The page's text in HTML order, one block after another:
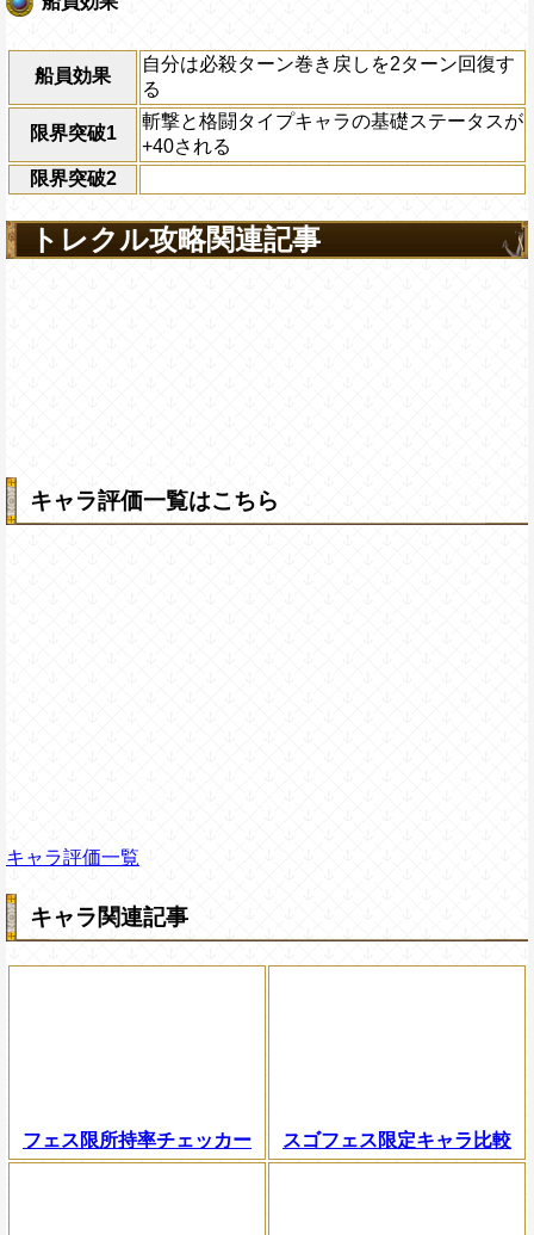
船員効果
自分は必殺ターン巻き戻しを2ターン回復す
る
限界突破1
斬撃と格闘タイプキャラの基礎ステータスが
+40される
限界突破2
トレクル攻略関連記事
キャラ評価一覧はこちら
キャラ評価一覧
キャラ関連記事
フェス限所持率チェッカー スゴフェス限定キャラ比較